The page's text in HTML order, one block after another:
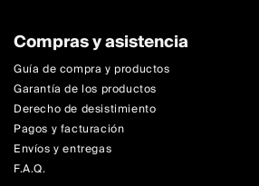
Compras y asistencia
Guía de compra y productos
Garantía de los productos
Derecho de desistimiento
Pagos y facturación
Envíos y entregas
F.A.Q.